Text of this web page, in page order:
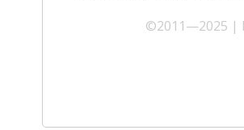
©2011—2025 |